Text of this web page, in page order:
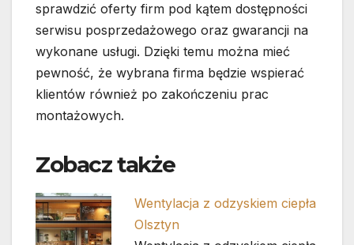
sprawdzić oferty firm pod kątem dostępności
serwisu posprzedażowego oraz gwarancji na
wykonane usługi. Dzięki temu można mieć
pewność, że wybrana firma będzie wspierać
klientów również po zakończeniu prac
montażowych.
Zobacz także
Wentylacja z odzyskiem ciepła
Olsztyn